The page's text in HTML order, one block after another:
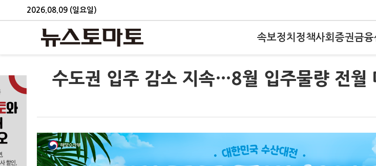
2026.08.09 (일요일)
속보정치 정책사회 증권금융
수도권 입주 감소 지속…8월 입주물량 전월